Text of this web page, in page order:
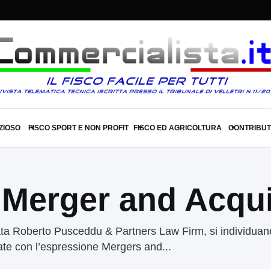
▾
FISCO SPORT E NON PROFIT ▾
FISCO ED AGRICOLTURA ▾
and
Roberto Pusceddu & Partners Law Firm, si
con l’espressione Mergers and...